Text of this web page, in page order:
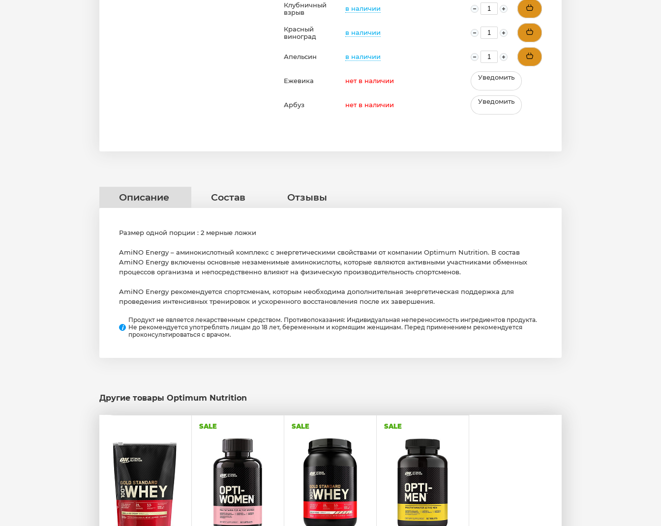
Клубничный
взрыв
в наличии
Красный
виноград
в наличии
Апельсин в наличии
Ежевика нет в наличии Уведомить
Арбуз нет в наличии Уведомить
Описание Состав Отзывы
Размер одной порции : 2 мерные ложки
AmiNO Energy – аминокислотный комплекс с энергетическими свойствами от компании Optimum Nutrition. В состав
AmiNO Energy включены основные незаменимые аминокислоты, которые являются активными участниками обменных
процессов организма и непосредственно влияют на физическую производительность спортсменов.
AmiNO Energy рекомендуется спортсменам, которым необходима дополнительная энергетическая поддержка для
проведения интенсивных тренировок и ускоренного восстановления после их завершения.
i
Продукт не является лекарственным средством. Противопоказания: Индивидуальная непереносимость ингредиентов продукта.
Не рекомендуется употреблять лицам до 18 лет, беременным и кормящим женщинам. Перед применением рекомендуется
проконсультироваться с врачом.
Другие товары Optimum Nutrition
SALE SALE SALE